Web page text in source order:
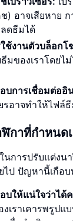
) อาจเสียหาย
ดธีมได้
ช้งานตัวบล็อก
มของเราโดยไ
บการเชื่อมต่ออิ
รอาจทำให้ไฟล์
ฬิกาที่กำหนด
นการปรับแต่ง
ไป ปัญหานี้เกือ
บให้แน่ใจว่าได้
งเราเคารพรู